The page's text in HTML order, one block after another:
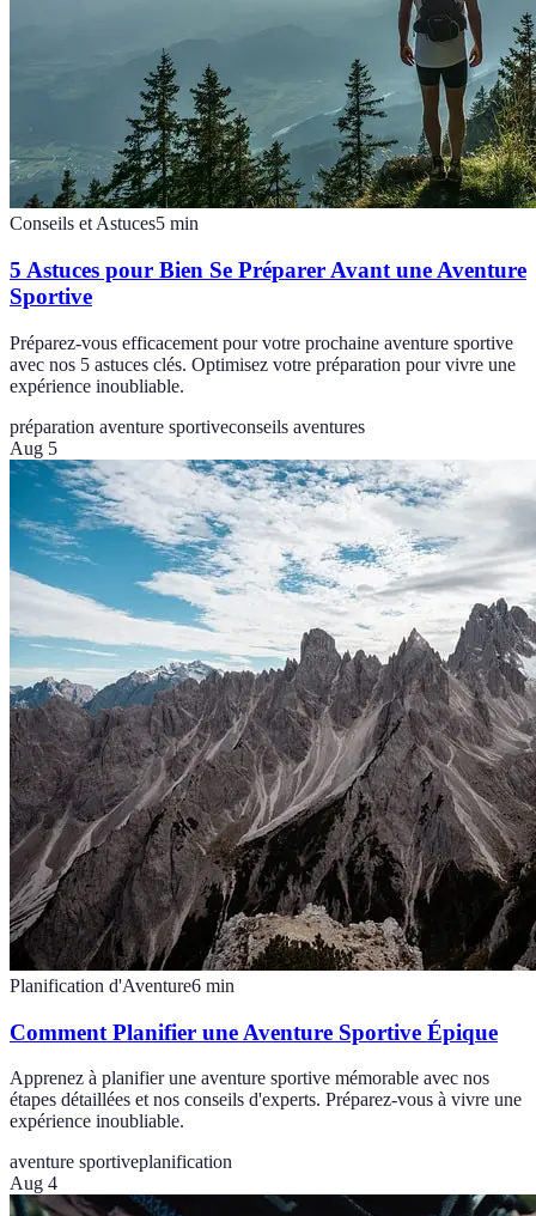
Conseils et Astuces5 min
5 Astuces pour Bien Se Préparer Avant une Aventure
Sportive
Préparez-vous efficacement pour votre prochaine aventure sportive
avec nos 5 astuces clés. Optimisez votre préparation pour vivre une
expérience inoubliable.
préparation aventure sportiveconseils aventures
Aug 5
Planification d'Aventure6 min
Comment Planifier une Aventure Sportive Épique
Apprenez à planifier une aventure sportive mémorable avec nos
étapes détaillées et nos conseils d'experts. Préparez-vous à vivre une
expérience inoubliable.
aventure sportiveplanification
Aug 4